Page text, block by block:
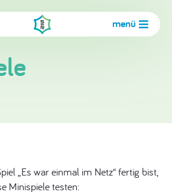
menü
„Es war einmal im Netz“ fertig bist,
Minispiele testen: